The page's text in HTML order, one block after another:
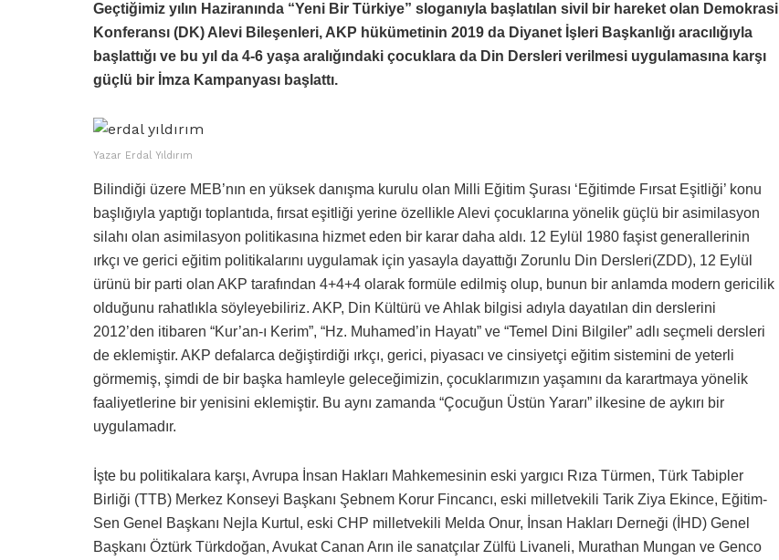
Geçtiğimiz yılın Haziranında “Yeni Bir Türkiye” sloganıyla başlatılan sivil bir hareket olan Demokrasi
Konferansı (DK) Alevi Bileşenleri, AKP hükümetinin 2019 da Diyanet İşleri Başkanlığı aracılığıyla
başlattığı ve bu yıl da 4-6 yaşa aralığındaki çocuklara da Din Dersleri verilmesi uygulamasına karşı
güçlü bir İmza Kampanyası başlattı.
Yazar Erdal Yıldırım
Bilindiği üzere MEB’nın en yüksek danışma kurulu olan Milli Eğitim Şurası ‘Eğitimde Fırsat Eşitliği’ konu
başlığıyla yaptığı toplantıda, fırsat eşitliği yerine özellikle Alevi çocuklarına yönelik güçlü bir asimilasyon
silahı olan asimilasyon politikasına hizmet eden bir karar daha aldı. 12 Eylül 1980 faşist generallerinin
ırkçı ve gerici eğitim politikalarını uygulamak için yasayla dayattığı Zorunlu Din Dersleri(ZDD), 12 Eylül
ürünü bir parti olan AKP tarafından 4+4+4 olarak formüle edilmiş olup, bunun bir anlamda modern gericilik
olduğunu rahatlıkla söyleyebiliriz. AKP, Din Kültürü ve Ahlak bilgisi adıyla dayatılan din derslerini
2012’den itibaren “Kur’an-ı Kerim”, “Hz. Muhamed’in Hayatı” ve “Temel Dini Bilgiler” adlı seçmeli dersleri
de eklemiştir. AKP defalarca değiştirdiği ırkçı, gerici, piyasacı ve cinsiyetçi eğitim sistemini de yeterli
görmemiş, şimdi de bir başka hamleyle geleceğimizin, çocuklarımızın yaşamını da karartmaya yönelik
faaliyetlerine bir yenisini eklemiştir. Bu aynı zamanda “Çocuğun Üstün Yararı” ilkesine de aykırı bir
uygulamadır.
İşte bu politikalara karşı, Avrupa İnsan Hakları Mahkemesinin eski yargıcı Rıza Türmen, Türk Tabipler
Birliği (TTB) Merkez Konseyi Başkanı Şebnem Korur Fincancı, eski milletvekili Tarik Ziya Ekince, Eğitim-
Sen Genel Başkanı Nejla Kurtul, eski CHP milletvekili Melda Onur, İnsan Hakları Derneği (İHD) Genel
Başkanı Öztürk Türkdoğan, Avukat Canan Arın ile sanatçılar Zülfü Livaneli, Murathan Mungan ve Genco